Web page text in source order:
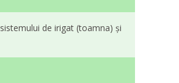
de irigat (toamna) și